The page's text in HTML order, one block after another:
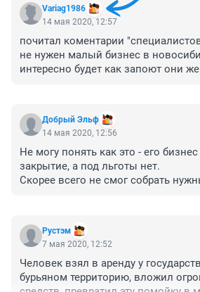
Variag1986
14 мая 2020, 12:57
почитал коментарии
не нужен малый бизнес в
интересно будет как запоют они
телефона, магазины одежы и
вой до небес :)
Я не поддерживаю
продолжил принимать гостей так
каждый работающий продлевает
простой другим
понимаю что ему сложней чем мне
Своё же производство я свернул
марте. И так же мне не положена
момент.
Добрый Эльф
14 мая 2020, 12:56
Не могу понять как это - его
закрытие, а под льготы нет.
Скорее всего не смог собрать
что показывать-то? какие 90
Работают под честное слово со
и все. Вам когда-нибудь выдавали
беседок-шашлычек? Вопрос
Рустэм
7 мая 2020, 12:52
Человек взял в аренду у
бурьяном территорию, вложил